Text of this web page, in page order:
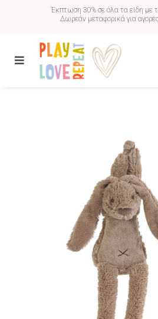
Έκπτωση 30% σε όλα τα είδη με
Δωρεάν μεταφορικά για